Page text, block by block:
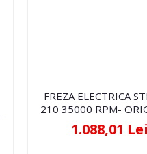
FREZA ELECTRICA
210 35000 RPM-
1.088,01 Lei